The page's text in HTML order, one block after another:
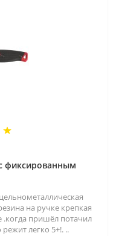
фиксированным
на ручке крепкая
.когда пришёл потачил
легко 5+!. ..